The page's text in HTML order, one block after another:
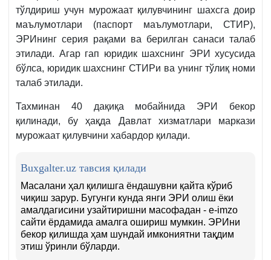
тўлдириш учун мурожаат қилувчининг шахсга доир
маълумотлари (паспорт маълумотлари, СТИР),
ЭРИнинг серия рақами ва берилган санаси талаб
этилади. Агар гап юридик шахснинг ЭРИ хусусида
бўлса, юридик шахснинг СТИРи ва унинг тўлиқ номи
талаб этилади.
Тахминан 40 дақиқа мобайнида ЭРИ бекор
қилинади, бу ҳақда Давлат хизматлари маркази
мурожаат қилувчини хабардор қилади.
Buxgalter.uz тавсия қилади
Масалани ҳал қилишга ёндашувни қайта кўриб
чиқиш зарур. Бугунги кунда янги ЭРИ олиш ёки
амалдагисини узайтиришни масофадан - e-imzo
сайти ёрдамида амалга ошириш мумкин. ЭРИни
бекор қилишда ҳам шундай имкониятни тақдим
этиш ўринли бўларди.